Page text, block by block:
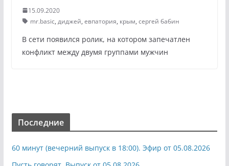
15.09.2020
mr.basic, диджей, евпатория, крым, сергей бабин
В сети появился ролик, на котором запечатлен
конфликт между двумя группами мужчин
Последние
60 минут (вечерний выпуск в 18:00). Эфир от 05.08.2026